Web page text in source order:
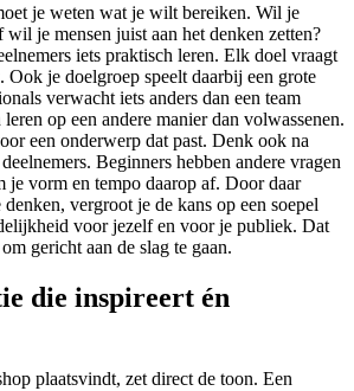
je weten wat je wilt bereiken. Wil je
je mensen juist aan het denken zetten?
iets praktisch leren. Elk doel vraagt
Ook je doelgroep speelt daarbij een grote
verwacht iets anders dan een team
op een andere manier dan volwassenen.
een onderwerp dat past. Denk ook na
Beginners hebben andere vragen
je vorm en tempo daarop af. Door daar
vergroot je de kans op een soepel
voor jezelf en voor je publiek. Dat
gericht aan de slag te gaan.
die inspireert én
plaatsvindt, zet direct de toon. Een